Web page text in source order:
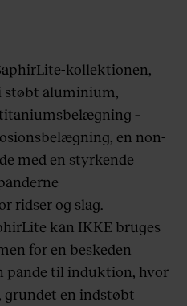
kollektionen,
støbt aluminium,
–
en non-
med en styrkende
ridser og slag.
kan IKKE bruges
for en beskeden
pande til induktion, hvor
grundet en indstøbt